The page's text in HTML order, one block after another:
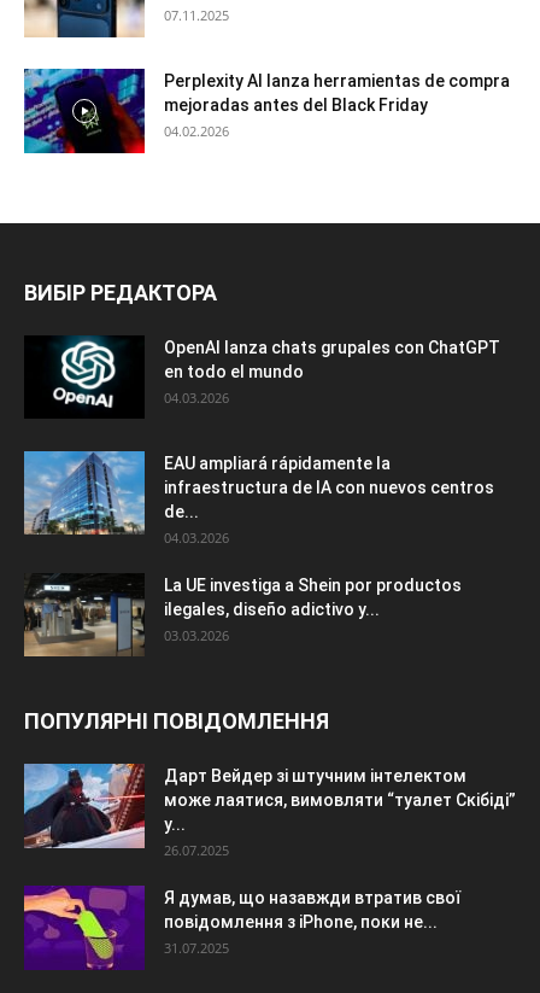
07.11.2025
Perplexity AI lanza herramientas de compra
mejoradas antes del Black Friday
04.02.2026
ВИБІР РЕДАКТОРА
OpenAI lanza chats grupales con ChatGPT
en todo el mundo
04.03.2026
EAU ampliará rápidamente la
infraestructura de IA con nuevos centros
de...
04.03.2026
La UE investiga a Shein por productos
ilegales, diseño adictivo y...
03.03.2026
ПОПУЛЯРНІ ПОВІДОМЛЕННЯ
Дарт Вейдер зі штучним інтелектом
може лаятися, вимовляти “туалет Скібіді”
у...
26.07.2025
Я думав, що назавжди втратив свої
повідомлення з iPhone, поки не...
31.07.2025